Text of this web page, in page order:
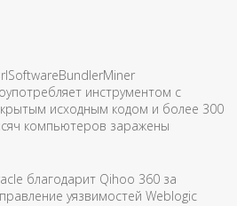
инструментом с
исходным кодом и более 300
компьютеров заражены
благодарит Qihoo 360 за
уязвимостей Weblogic